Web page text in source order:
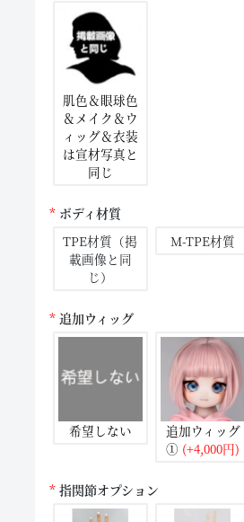
肌色＆眼球色
＆メイク＆ウ
ィッグ＆衣装
は宣材写真と
同じ
ボディ材質
TPE材質（掲
載画像と同
じ）
M-TPE材質
追加ウィッグ
希望しない
追加ウィッグ
① (+4,000円)
指関節オプション